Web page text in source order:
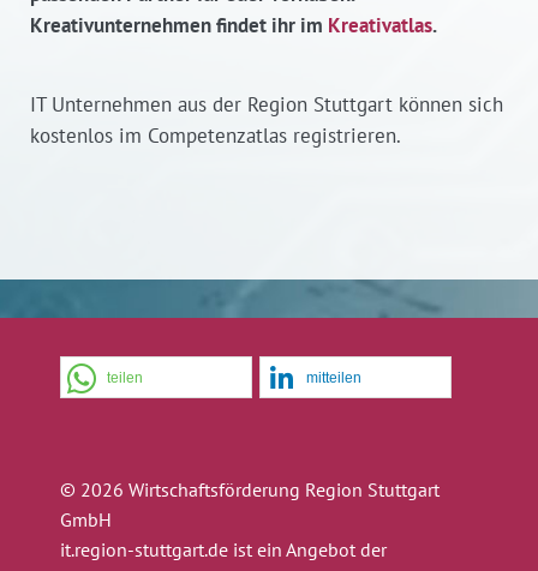
Kreativunternehmen findet ihr im Kreativatlas.
IT Unternehmen aus der Region Stuttgart können sich
kostenlos im Competenzatlas registrieren.
teilen mitteilen
© 2026 Wirtschaftsförderung Region Stuttgart
GmbH
it.region-stuttgart.de ist ein Angebot der